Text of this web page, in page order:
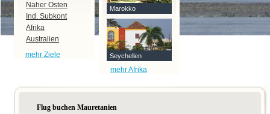
Naher Osten
Ind. Subkont
Afrika
Australien
mehr Ziele
Marokko
Seychellen
mehr Afrika
Flug buchen Mauretanien